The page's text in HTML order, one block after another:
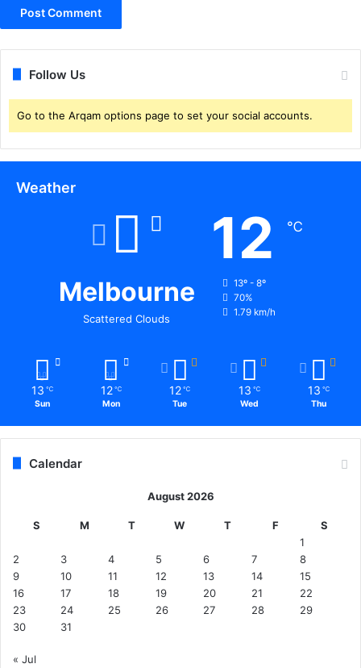
Follow Us
Go to the Arqam options page to set your social accounts.
Weather
Melbourne
Scattered Clouds
12 ℃
13º - 8º
70%
1.79 km/h
13 ℃
Sun
12 ℃
Mon
12 ℃
Tue
13 ℃
Wed
13 ℃
Thu
Calendar
August 2026
S M T W T F
S
1
2
3 4 5 6 7
8
9
10 11 12 13 14
15
16
17 18 19 20 21
22
23
24 25 26 27 28
29
30
31
« Jul